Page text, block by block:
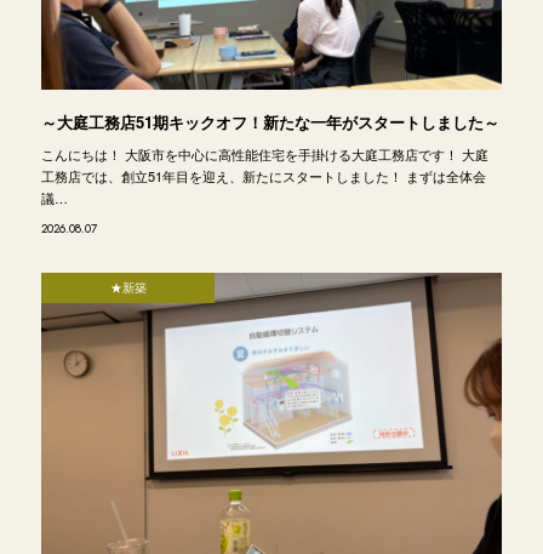
～大庭工務店51期キックオフ！新たな一年がスタートしました～
こんにちは！ 大阪市を中心に高性能住宅を手掛ける大庭工務店です！ 大庭
工務店では、創立51年目を迎え、新たにスタートしました！ まずは全体会
議…
2026.08.07
★新築